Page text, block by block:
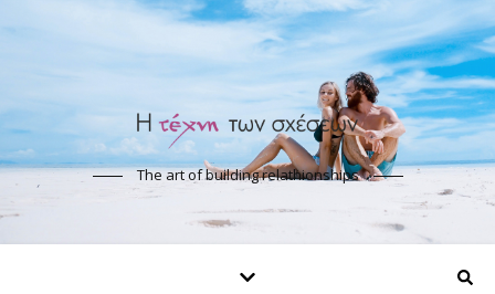
The art of building relathionships